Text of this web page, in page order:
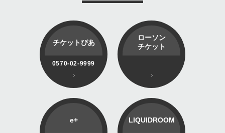
チケットぴあ
0570-02-9999
ローソン
チケット
e+ LIQUIDROOM